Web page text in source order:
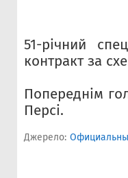
51-річний
контракт за
Попереднім
Персі.
Джерело: